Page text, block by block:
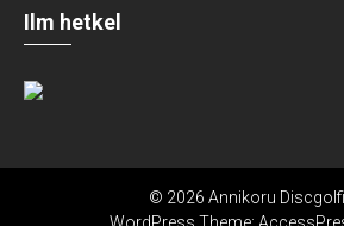
Ilm hetkel
© 2026 Annikoru
WordPress Theme: